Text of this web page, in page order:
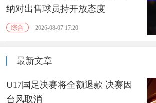
纳对出售球员持开放态度
综合 2026-08-07 17:20
最新文章
U17国足决赛将全额退款 决赛因
台风取消